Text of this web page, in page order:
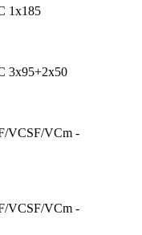
1x185
3x95+2x50
VCSF/VCm -
VCSF/VCm -